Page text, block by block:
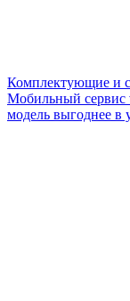
Комплектующие и
Мобильный сервис
модель выгоднее в